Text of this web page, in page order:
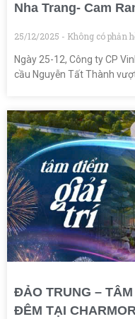
Nha Trang- Cam
25/12/2025 Không có phản
Ngày 25-12, Công ty CP
cầu Nguyễn Tất Thành
ĐẢO TRUNG –
ĐÊM TẠI